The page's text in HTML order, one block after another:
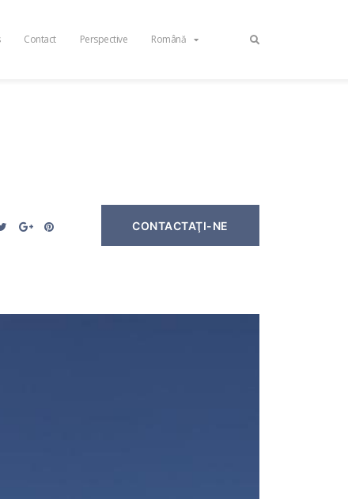
Contact Perspective Română
CONTACTAŢI-NE